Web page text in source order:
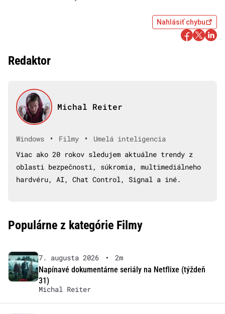
Nahlásiť chybu
Redaktor
Michal Reiter
Windows • Filmy •
Umelá inteligencia
Viac ako 20 rokov sledujem aktuálne trendy z
oblasti bezpečnosti, súkromia, multimediálneho
hardvéru, AI, Chat Control, Signal a iné.
Populárne z kategórie Filmy
7. augusta 2026 •
2m
Napínavé dokumentárne seriály na Netflixe (týždeň
31)
Michal Reiter